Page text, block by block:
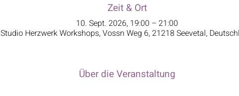
Zeit & Ort
10. Sept. 2026, 19:00 – 21:00
Studio Herzwerk Workshops, Vossn Weg 6, 21218 Seevetal,
Über die Veranstaltung